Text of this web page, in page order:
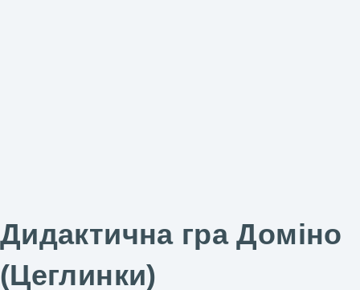
Дидактична гра Доміно
(Цеглинки)